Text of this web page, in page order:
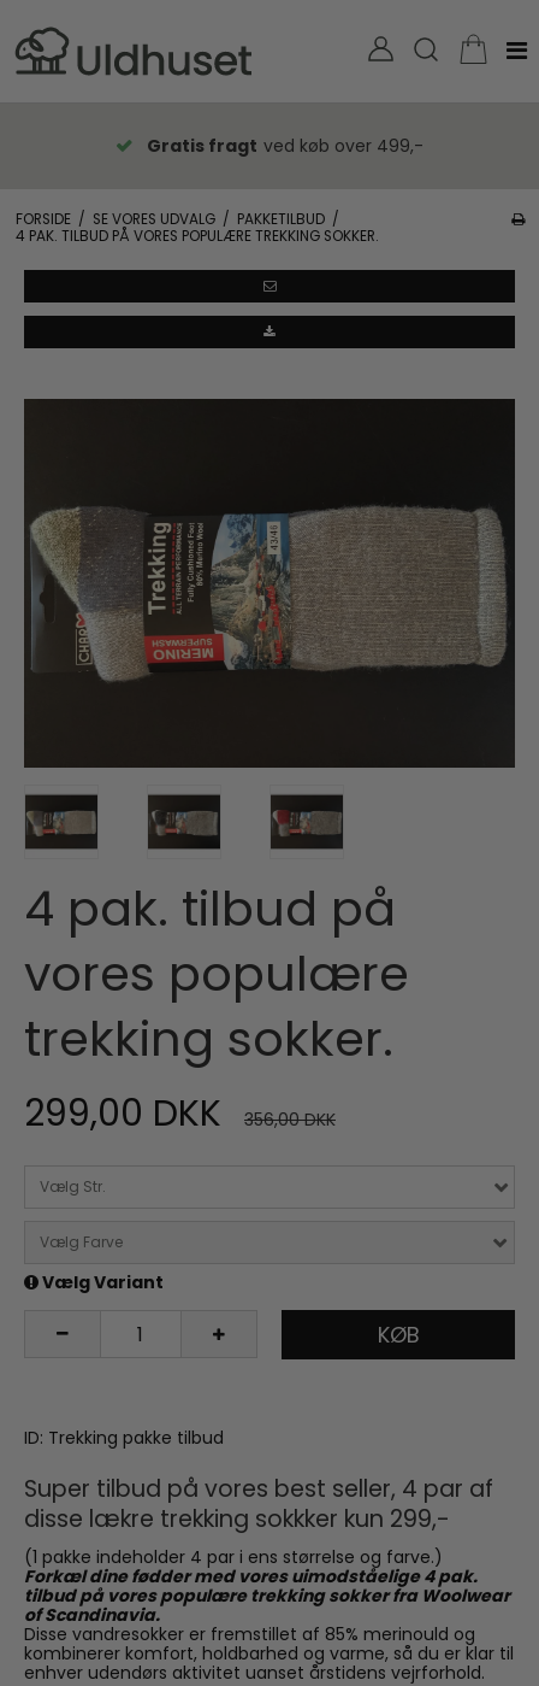
Gratis fragt ved køb over 499,-
FORSIDE / SE VORES UDVALG / PAKKETILBUD /
4 PAK. TILBUD PÅ VORES POPULÆRE TREKKING SOKKER.
4 pak. tilbud på
vores populære
trekking sokker.
299,00 DKK 356,00 DKK
Vælg Str.
Vælg Farve
Vælg Variant
KØB
ID: Trekking pakke tilbud
Super tilbud på vores best seller, 4 par af
disse lækre trekking sokkker kun 299,-
(1 pakke indeholder 4 par i ens størrelse og farve.)
Forkæl dine fødder med vores uimodståelige 4 pak.
tilbud på vores populære trekking sokker fra Woolwear
of Scandinavia.
Disse vandresokker er fremstillet af 85% merinould og
kombinerer komfort, holdbarhed og varme, så du er klar til
enhver udendørs aktivitet uanset årstidens vejrforhold.